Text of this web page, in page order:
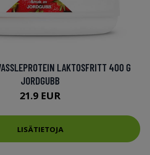
LAKTOSFRITT 400 G
JORDGUBB
21.9 EUR
LISÄTIETOJA